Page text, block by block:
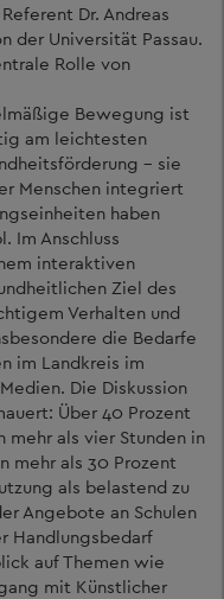
Dr. Andreas
der Universität Passau.
Rolle von
Bewegung ist
am leichtesten
– sie
Menschen integriert
haben
Im Anschluss
interaktiven
Ziel des
Verhalten und
die Bedarfe
im Landkreis im
Die Diskussion
Über 40 Prozent
als vier Stunden in
mehr als 30 Prozent
als belastend zu
Angebote an Schulen
Handlungsbedarf
auf Themen wie
mit Künstlicher